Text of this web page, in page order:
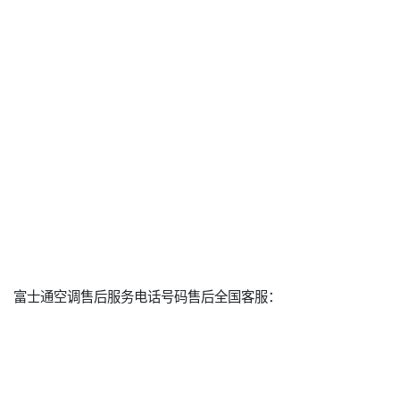
富士通空调售后服务电话号码售后全国客服：